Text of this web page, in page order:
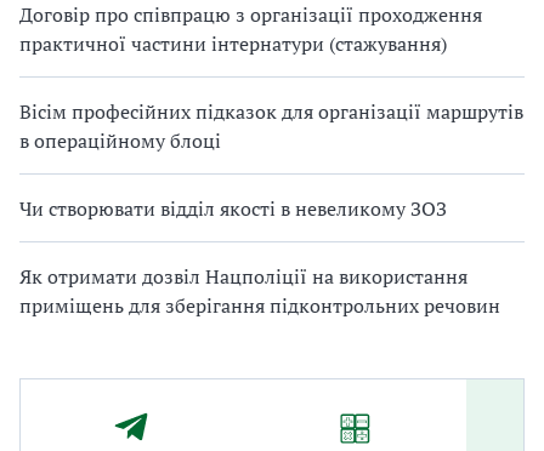
Договір про співпрацю з організації проходження
практичної частини інтернатури (стажування)
Вісім професійних підказок для організації маршрутів
в операційному блоці
Чи створювати відділ якості в невеликому ЗОЗ
Як отримати дозвіл Нацполіції на використання
приміщень для зберігання підконтрольних речовин